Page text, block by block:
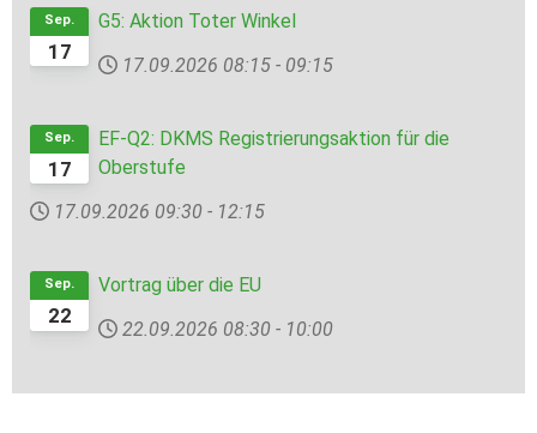
17
Sep.
G5: Aktion Toter Winkel
17.09.2026 08:15 - 09:15
17
Sep.
EF-Q2: DKMS Registrierungsaktion für die
Oberstufe
17.09.2026 09:30 - 12:15
22
Sep.
Vortrag über die EU
22.09.2026 08:30 - 10:00